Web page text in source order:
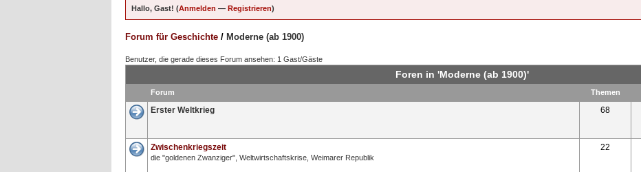
Hallo, Gast! (Anmelden — Registrieren)
Forum für Geschichte / Moderne (ab 1900)
Benutzer, die gerade dieses Forum ansehen: 1 Gast/Gäste
Foren in 'Moderne (ab 1900)'
Forum Themen
Erster Weltkrieg 68
Zwischenkriegszeit
die "goldenen Zwanziger", Weltwirtschaftskrise, Weimarer Republik
22